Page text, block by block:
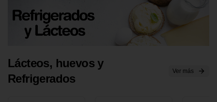
Lácteos, huevos y
Refrigerados
Ver más